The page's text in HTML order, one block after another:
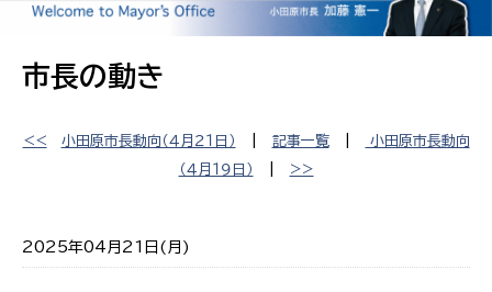
市長の動き
<< 小田原市長動向（４月２１日） 記事一覧|
小田原市長動向
（４月１９日）
>>
2025年04月21日(月)